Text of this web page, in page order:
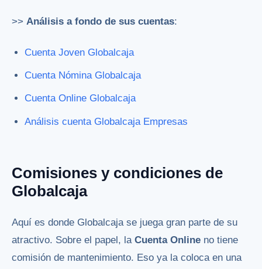
>> Análisis a fondo de sus cuentas:
Cuenta Joven Globalcaja
Cuenta Nómina Globalcaja
Cuenta Online Globalcaja
Análisis cuenta Globalcaja Empresas
Comisiones y condiciones de
Globalcaja
Aquí es donde Globalcaja se juega gran parte de su
atractivo. Sobre el papel, la Cuenta Online no tiene
comisión de mantenimiento. Eso ya la coloca en una